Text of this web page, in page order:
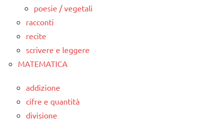
poesie / vegetali
racconti
recite
scrivere e leggere
MATEMATICA
addizione
cifre e quantità
divisione